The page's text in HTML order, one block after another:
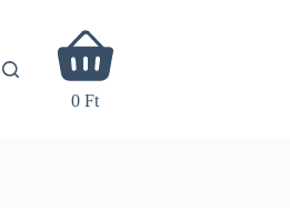
Shopping
cart
0 Ft